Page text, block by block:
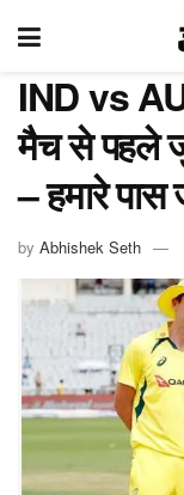
IND vs
मैच से पहले
– हमारे पास
by Abhishek Seth